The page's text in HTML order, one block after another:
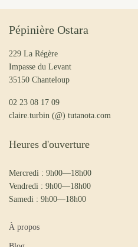
Pépinière Ostara
229 La Régère
Impasse du Levant
35150 Chanteloup
02 23 08 17 09
claire.turbin (@) tutanota.com
Heures d'ouverture
Mercredi : 9h00—18h00
Vendredi : 9h00—18h00
Samedi : 9h00—18h00
À propos